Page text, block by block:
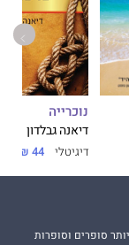
נוכרייה
דיאנה גבלדון
דיגיטלי 44 ₪
סופרים וסופרות